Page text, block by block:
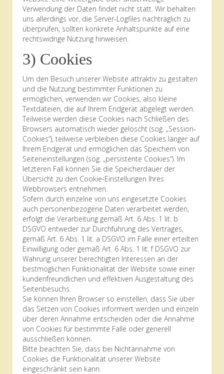
Verwendung der Daten findet nicht statt. Wir behalten
uns allerdings vor, die Server-Logfiles nachträglich zu
überprüfen, sollten konkrete Anhaltspunkte auf eine
rechtswidrige Nutzung hinweisen.
3) Cookies
Um den Besuch unserer Website attraktiv zu gestalten
und die Nutzung bestimmter Funktionen zu
ermöglichen, verwenden wir Cookies, also kleine
Textdateien, die auf Ihrem Endgerät abgelegt werden.
Teilweise werden diese Cookies nach Schließen des
Browsers automatisch wieder gelöscht (sog. „Session-
Cookies“), teilweise verbleiben diese Cookies länger auf
Ihrem Endgerät und ermöglichen das Speichern von
Seiteneinstellungen (sog. „persistente Cookies“). Im
letzteren Fall können Sie die Speicherdauer der
Übersicht zu den Cookie-Einstellungen Ihres
Webbrowsers entnehmen.
Sofern durch einzelne von uns eingesetzte Cookies
auch personenbezogene Daten verarbeitet werden,
erfolgt die Verarbeitung gemäß Art. 6 Abs. 1 lit. b
DSGVO entweder zur Durchführung des Vertrages,
gemäß Art. 6 Abs. 1 lit. a DSGVO im Falle einer erteilten
Einwilligung oder gemäß Art. 6 Abs. 1 lit. f DSGVO zur
Wahrung unserer berechtigten Interessen an der
bestmöglichen Funktionalität der Website sowie einer
kundenfreundlichen und effektiven Ausgestaltung des
Seitenbesuchs.
Sie können Ihren Browser so einstellen, dass Sie über
das Setzen von Cookies informiert werden und einzeln
über deren Annahme entscheiden oder die Annahme
von Cookies für bestimmte Fälle oder generell
ausschließen können.
Bitte beachten Sie, dass bei Nichtannahme von
Cookies die Funktionalität unserer Website
eingeschränkt sein kann.